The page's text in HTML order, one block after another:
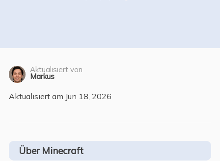
Aktualisiert von
Markus
Aktualisiert am Jun 18, 2026
Über Minecraft